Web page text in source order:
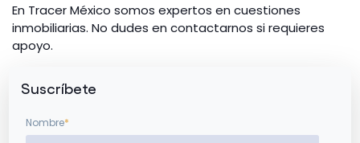
En Tracer México somos expertos en cuestiones
inmobiliarias. No dudes en contactarnos si requieres
apoyo.
Suscríbete
Nombre*